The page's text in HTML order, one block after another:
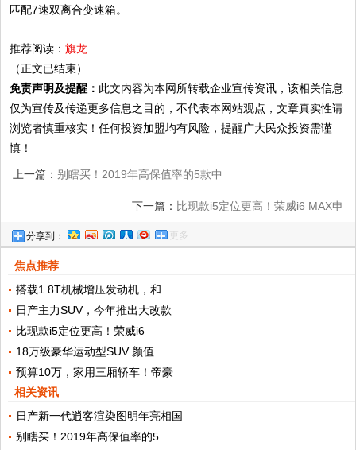
匹配7速双离合变速箱。
推荐阅读：旗龙
（正文已结束）
免责声明及提醒： 此文内容为本网所转载企业宣传资讯，该相关信息
仅为宣传及传递更多信息之目的，不代表本网站观点，文章真实性请
浏览者慎重核实！任何投资加盟均有风险，提醒广大民众投资需谨
慎！
上一篇： 别瞎买！2019年高保值率的5款中
级车，开三年小赚，开五年不亏
下一篇： 比现款i5定位更高！荣威i6 MAX申
分享到： 更多
焦点推荐
搭载1.8T机械增压发动机，和
日产主力SUV，今年推出大改款
比现款i5定位更高！荣威i6
18万级豪华运动型SUV 颜值
预算10万，家用三厢轿车！帝豪
相关资讯
日产新一代逍客渲染图明年亮相国
别瞎买！2019年高保值率的5